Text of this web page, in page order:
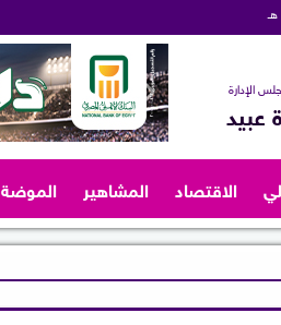
هـ
الإدارة
عبيد
الاقتصاد المشاهير الموضة